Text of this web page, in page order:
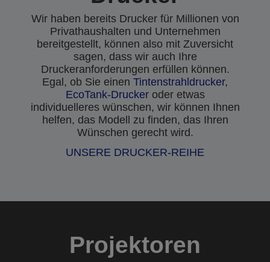
Wir haben bereits Drucker für Millionen von
Privathaushalten und Unternehmen
bereitgestellt, können also mit Zuversicht
sagen, dass wir auch Ihre
Druckeranforderungen erfüllen können.
Egal, ob Sie einen Tintenstrahldrucker,
EcoTank-Druckeroder etwas
individuelleres wünschen, wir können Ihnen
helfen, das Modell zu finden, das Ihren
Wünschen gerecht wird.
UNSERE DRUCKER-REIHE
Projektoren